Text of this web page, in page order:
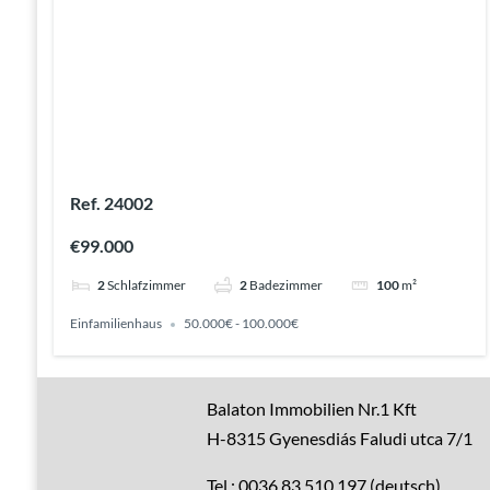
Ref. 24002
€99.000
2Schlafzimmer 2 Badezimmer 100m²
Einfamilienhaus 50.000€ - 100.000€
Balaton Immobilien Nr.1 Kft
H-8315 Gyenesdiás Faludi utca 7/1
Tel.: 0036 83 510 197 (deutsch)